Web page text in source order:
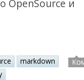
OpenSource и
markdown